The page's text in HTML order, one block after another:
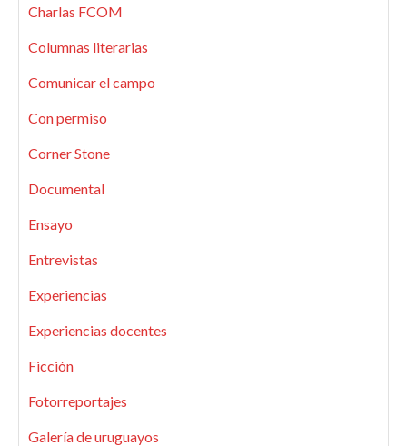
Charlas FCOM
Columnas literarias
Comunicar el campo
Con permiso
Corner Stone
Documental
Ensayo
Entrevistas
Experiencias
Experiencias docentes
Ficción
Fotorreportajes
Galería de uruguayos